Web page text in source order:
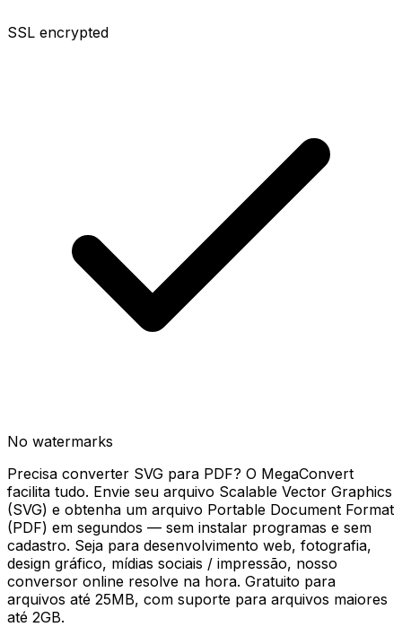
SSL encrypted
No watermarks
Precisa converter SVG para PDF? O MegaConvert
facilita tudo. Envie seu arquivo Scalable Vector Graphics
(SVG) e obtenha um arquivo Portable Document Format
(PDF) em segundos — sem instalar programas e sem
cadastro. Seja para desenvolvimento web, fotografia,
design gráfico, mídias sociais / impressão, nosso
conversor online resolve na hora. Gratuito para
arquivos até 25MB, com suporte para arquivos maiores
até 2GB.